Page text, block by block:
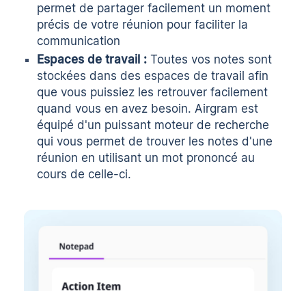
permet de partager facilement un moment
précis de votre réunion pour faciliter la
communication
Espaces de travail :Toutes vos notes sont
stockées dans des espaces de travail afin
que vous puissiez les retrouver facilement
quand vous en avez besoin. Airgram est
équipé d'un puissant moteur de recherche
qui vous permet de trouver les notes d'une
réunion en utilisant un mot prononcé au
cours de celle-ci.